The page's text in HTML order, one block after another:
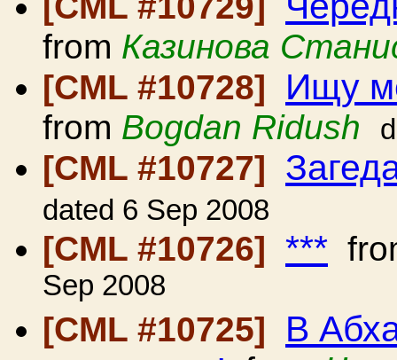
from Казинова
[CML #10728]
Ищу
from Bogdan Ridush
[CML #10727]
dated 6 Sep 2008
[CML #10726] ***
Sep 2008
[CML #10725]
В